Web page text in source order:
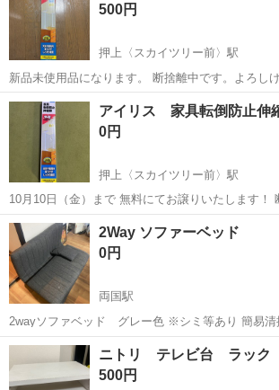
ありませんが、全体的に状態は良...
500円
押上〈スカイツリー前〉駅
新品未使用品になります。 断捨離中です。よろしければ他掲載品もご
覧ください。 ノークレームノーリターンをお願い
しくお願いします。 受け渡し場所はくら寿司押上店またはセブンイレ
東京 墨田区 押上〈スカイツリー前〉駅
アイリス
アイリス 家具転倒防止伸
0円
押上〈スカイツリー前〉駅
10月10日（金）まで 無料にてお譲りいたします！ 断捨離中です。よ
ろしければ他掲載品もご覧ください。 中古品とご
ださい。 ノークレームノーリターンをお願いして
お願いします。 受け渡し...
東京 墨田区 押上〈スカイツリー前〉駅
アイリス
2Way ソファーベッド
0円
両国駅
2wayソファベッド グレー色 ※シミ等あり 簡易清掃済 最短で引き取
りくださる方優先致します。
東京 墨田区 両国駅 その他 ソファー
ニトリ テレビ台 ラック
500円